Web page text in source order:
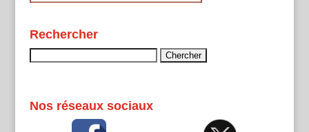
Rechercher
Nos réseaux sociaux